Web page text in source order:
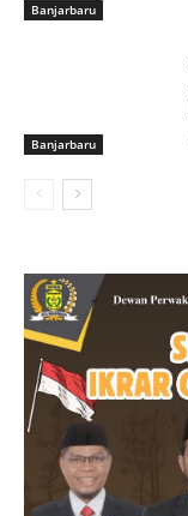
Banjarbaru
Banjarbaru